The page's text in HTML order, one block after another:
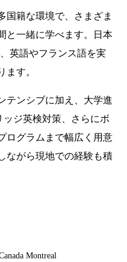
国籍な環境で、さまざま
と一緒に学べます。日本
英語やフランス語を実
ます。
テンシブに加え、大学進
ジ英検対策、さらにボ
ログラムまで幅広く用意
ながら現地での経験も積
Montreal